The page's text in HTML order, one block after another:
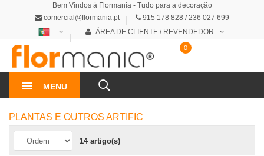
Bem Vindos à Flormania - Tudo para a decoração
comercial@flormania.pt
915 178 828 / 236 027 699
ÁREA DE CLIENTE / REVENDEDOR
MENU
0
PLANTAS E OUTROS ARTIFIC
14 artigo(s)